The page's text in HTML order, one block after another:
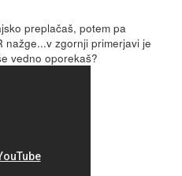
preplačaš, potem pa
nažge...v zgornji primerjavi je
vedno oporekaš?